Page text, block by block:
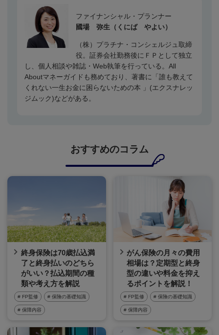
ファイナンシャル・プランナー
國場 弥生（くにば やよい）
（株）プラチナ・コンシェルジュ取締
役。証券会社勤務後にＦＰとして独立
し、個人相談や雑誌・ Web執筆を行っている。 All
Aboutマネーガイドも務めており、著書に「誰も教えて
くれない一生お金に困らないための本 」 (エクスナレッ
ジムック)などがある。
おすすめのコラム
終身保険は70歳払込満
了と終身払いのどちら
がいい？払込期間の種
類や考え方を解説
# FP監修 # 保険の基礎知識
# 保障内容
がん保険の月々の費用
相場は？定期型と終身
型の違いや料金を抑え
るポイントを解説！
# FP監修 # 保険の基礎知識
# 保障内容